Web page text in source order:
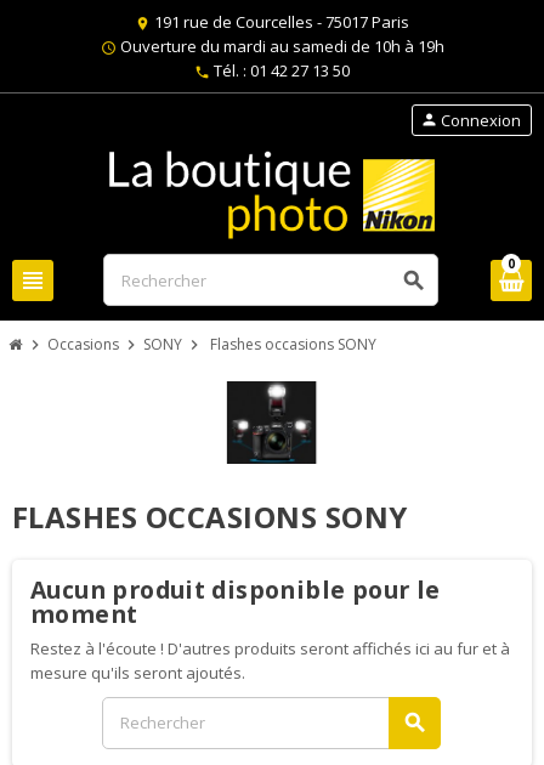
location_on 191 rue de Courcelles - 75017 Paris
schedule Ouverture du mardi au samedi de 10h à 19h
phone Tél. : 01 42 27 13 50
view_headline search
person Connexion
0
chevron_right Occasions chevron_right SONY chevron_right Flashes occasions SONY
FLASHES OCCASIONS SONY
Aucun produit disponible pour le
moment
Restez à l'écoute ! D'autres produits seront affichés ici au fur et à
mesure qu'ils seront ajoutés.
search